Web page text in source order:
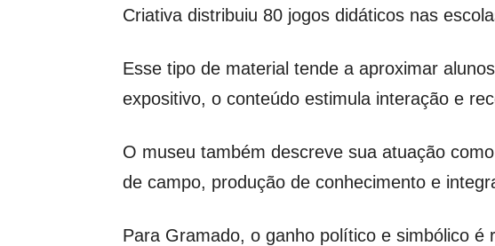
Criativa distribuiu 80 jogos didáticos nas
Esse tipo de material tende a aproximar
expositivo, o conteúdo estimula interação e
O museu também descreve sua atuação
de campo, produção de conhecimento e
Para Gramado, o ganho político e simbólico é